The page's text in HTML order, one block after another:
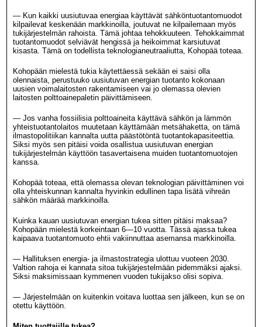
— Kun kaikki uusiutuvaa energiaa käyttävät sähköntuotantomuodot
kilpailevat keskenään markkinoilla, joutuvat ne kilpailemaan myös
tukijärjestelmän rahoista. Tämä johtaa tehokkuuteen. Tehokkaimmat
tuotantomuodot selviävät hengissä ja heikoimmat karsiutuvat
kisasta. Tämä on todellista teknologianeutraaliutta, Kohopää toteaa.
Kohopään mielestä tukia käytettäessä sekään ei saisi olla
olennaista, perustuuko uusiutuvan energian tuotanto kokonaan
uusien voimalaitosten rakentamiseen vai jo olemassa olevien
laitosten polttoainepaletin päivittämiseen.
— Jos vanha fossiilisia polttoaineita käyttävä sähkön ja lämmön
yhteistuotantolaitos muutetaan käyttämään metsähaketta, on tämä
ilmastopolitiikan kannalta uutta päästötöntä tuotantokapasiteettia.
Siksi myös sen pitäisi voida osallistua uusiutuvan energian
tukijärjestelmän käyttöön tasavertaisena muiden tuotantomuotojen
kanssa.
Kohopää toteaa, että olemassa olevan teknologian päivittäminen voi
olla yhteiskunnan kannalta hyvinkin edullinen tapa lisätä vihreän
sähkön määrää markkinoilla.
Kuinka kauan uusiutuvan energian tukea sitten pitäisi maksaa?
Kohopään mielestä korkeintaan 6—10 vuotta. Tässä ajassa tukea
kaipaava tuotantomuoto ehtii vakiinnuttaa asemansa markkinoilla.
— Hallituksen energia- ja ilmastostrategia ulottuu vuoteen 2030.
Valtion rahoja ei kannata sitoa tukijärjestelmään pidemmäksi ajaksi.
Siksi maksimissaan kymmenen vuoden tukijakso olisi sopiva.
— Järjestelmään on kuitenkin voitava luottaa sen jälkeen, kun se on
otettu käyttöön.